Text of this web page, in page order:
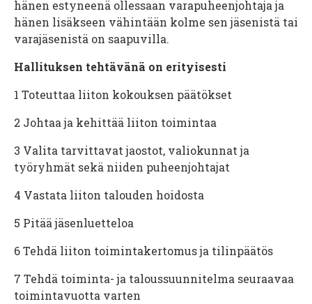
hänen estyneenä ollessaan varapuheenjohtaja ja
hänen lisäkseen vähintään kolme sen jäsenistä tai
varajäsenistä on saapuvilla.
Hallituksen tehtävänä on erityisesti
1 Toteuttaa liiton kokouksen päätökset
2 Johtaa ja kehittää liiton toimintaa
3 Valita tarvittavat jaostot, valiokunnat ja
työryhmät sekä niiden puheenjohtajat
4 Vastata liiton talouden hoidosta
5 Pitää jäsenluetteloa
6Tehdä liiton toimintakertomus ja tilinpäätös
7 Tehdä toiminta- ja taloussuunnitelma seuraavaa
toimintavuotta varten